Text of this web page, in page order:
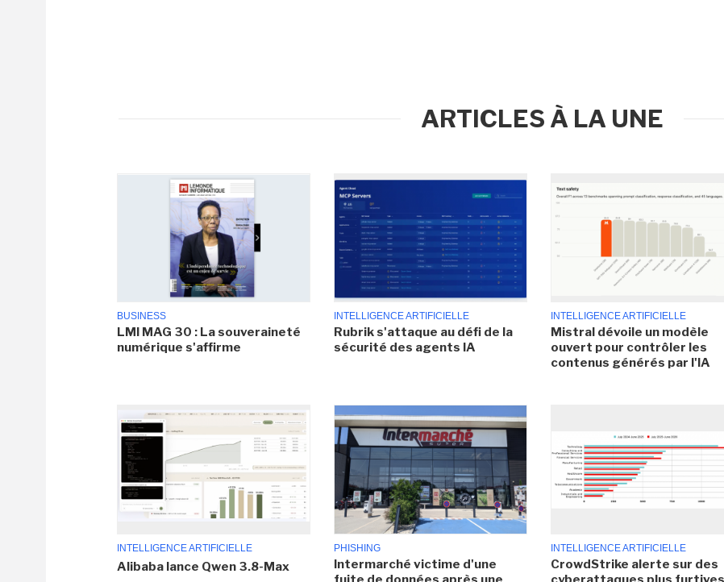
ARTICLES À LA UNE
BUSINESS
LMI MAG 30 : La souveraineté
numérique s'affirme
INTELLIGENCE ARTIFICIELLE
Rubrik s'attaque au défi de la
sécurité des agents IA
INTELLIGENCE ARTIFICIELLE
Mistral dévoile un modèle
ouvert pour contrôler les
contenus générés par l'IA
INTELLIGENCE ARTIFICIELLE
Alibaba lance Qwen 3.8-Max
PHISHING
Intermarché victime d'une
INTELLIGENCE ARTIFICIELLE
CrowdStrike alerte sur des